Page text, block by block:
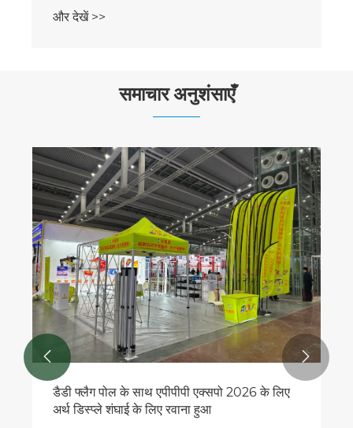
और देखें >>
समाचार अनुशंसाएँ
डैडी फ्लैग पोल के साथ एपीपीपी एक्सपो 2026 के लिए
अर्थ डिस्प्ले शंघाई के लिए रवाना हुआ
 